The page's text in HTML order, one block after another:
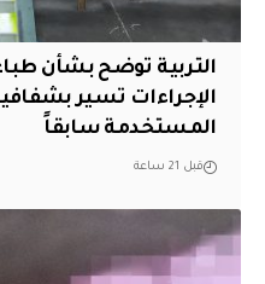
التربية توضح بشأن
الإجراءات تسير
المستخدمة سابقاً
قبل 21 ساعة